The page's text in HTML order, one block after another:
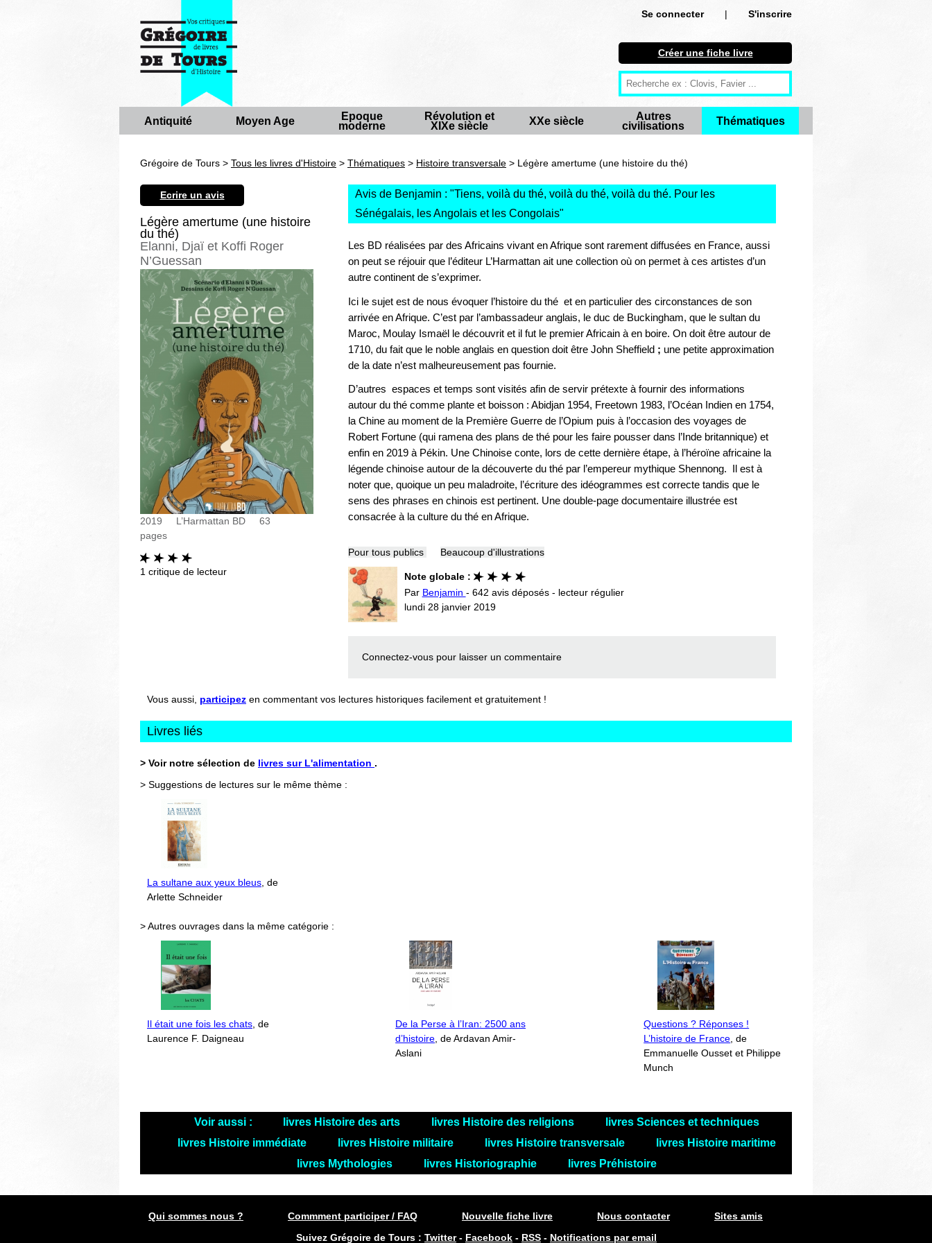
Se connecter |
S'inscrire
S'inscrire
Créer une fiche livre
Antiquité
Moyen Age
Epoque moderne
XXe siècle
Créer une fiche livre
Antiquité Moyen Age
Epoque
moderne
Révolution et
XIXe siècle
XXe siècle
Autres
civilisations
Thématiques
Grégoire de Tours > Tous les livres d'Histoire > Thématiques > Histoire transversale > Légère amertume (une histoire du thé)
Ecrire un avis
Légère amertume (une histoire
du thé)
Elanni, Djaï et Koffi Roger
N’Guessan
2019 L’Harmattan BD
63
pages
1 critique de lecteur
Avis de Benjamin : "Tiens, voilà du thé, voilà du thé, voilà du thé. Pour les
Sénégalais, les Angolais et les Congolais"
Les BD réalisées par des Africains vivant en Afrique sont rarement diffusées en France, aussi
on peut se réjouir que l’éditeur L’Harmattan ait une collection où on permet à ces artistes d’un
autre continent de s’exprimer.
Ici le sujet est de nous évoquer l’histoire du thé et en particulier des circonstances de son
arrivée en Afrique. C’est par l’ambassadeur anglais, le duc de Buckingham, que le sultan du
Maroc, Moulay Ismaël le découvrit et il fut le premier Africain à en boire. On doit être autour de
1710, du fait que le noble anglais en question doit être John Sheffield ; une petite approximation
de la date n’est malheureusement pas fournie.
D’autres espaces et temps sont visités afin de servir prétexte à fournir des informations
autour du thé comme plante et boisson : Abidjan 1954, Freetown 1983, l’Océan Indien en 1754,
la Chine au moment de la Première Guerre de l’Opium puis à l’occasion des voyages de
Robert Fortune (qui ramena des plans de thé pour les faire pousser dans l’Inde britannique) et
enfin en 2019 à Pékin. Une Chinoise conte, lors de cette dernière étape, à l’héroïne africaine la
légende chinoise autour de la découverte du thé par l’empereur mythique Shennong. Il est à
noter que, quoique un peu maladroite, l’écriture des idéogrammes est correcte tandis que le
sens des phrases en chinois est pertinent. Une double-page documentaire illustrée est
consacrée à la culture du thé en Afrique.
Pour tous publics Beaucoup d'illustrations
Note globale :
Par Benjamin - 642 avis déposés - lecteur régulier
lundi 28 janvier 2019
Connectez-vous pour laisser un commentaire
Vous aussi, participez en commentant vos lectures historiques facilement et gratuitement !
Livres liés
> Voir notre sélection de livres sur L'alimentation .
> Suggestions de lectures sur le même thème :
La sultane aux yeux bleus, de
Arlette Schneider
> Autres ouvrages dans la même catégorie :
Il était une fois les chats, de
Laurence F. Daigneau
De la Perse à l’Iran: 2500 ans
d’histoire, de Ardavan Amir-
Aslani
Questions ? Réponses !
L’histoire de France, de
Emmanuelle Ousset et Philippe
Munch
Voir aussi : livres Histoire des arts livres Histoire des religions
livres Sciences et techniques
livres Histoire immédiate
livres Histoire militaire livres Histoire transversale
livres Histoire maritime
livres Mythologies
livres Historiographie livres Préhistoire
Qui sommes nous ? Commment participer / FAQ Nouvelle fiche livre Nous contacter
Sites amis
Suivez Grégoire de Tours : Twitter- Facebook - RSS - Notifications par email